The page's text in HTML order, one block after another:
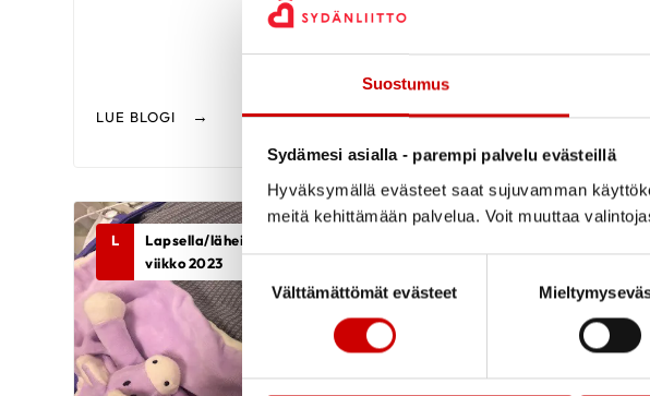
Suostumus
Sydämesi asialla - parempi palvelu evästeillä
Hyväksymällä evästeet saat sujuvamman
meitä kehittämään palvelua. Voit muuttaa
Välttämättömät evästeet
LUE BLOGI LUE BLOGI
L
Lapsella/läheisellä sydänvika, Sydänlasten
viikko 2023